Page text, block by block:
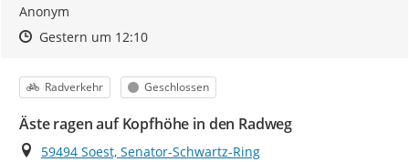
Anonym
Zeitpunkt des Erstellens
Zeitpunkt des Erstellens
Gestern um 12:10Zur Äußerung
Kategorie
Radverkehr Status
Geschlossen
Äste ragen auf Kopfhöhe in den Radweg
Ort
59494 Soest, Senator-Schwartz-Ring